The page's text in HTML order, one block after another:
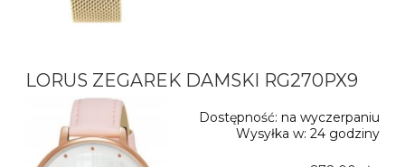
LORUS ZEGAREK DAMSKI RG270PX9
Dostępność: na wyczerpaniu
Wysyłka w: 24 godziny